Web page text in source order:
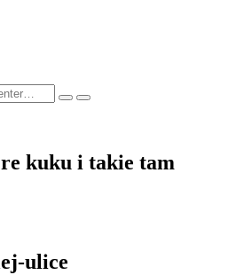
kuku i takie tam
ulice